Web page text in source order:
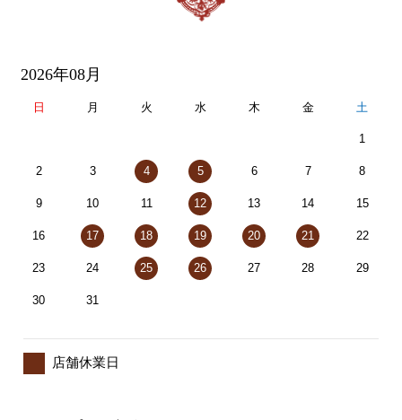
2026年08月
日 月 火 水 木 金 土
1
2 3 4 5 6 7 8
9 10 11 12 13 14 15
16 17 18 19 20 21 22
23 24 25 26 27 28 29
30 31
店舗休業日